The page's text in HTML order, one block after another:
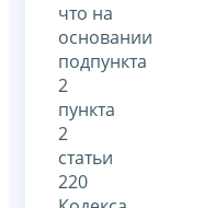
что на
основании
подпункта
2
пункта
2
статьи
220